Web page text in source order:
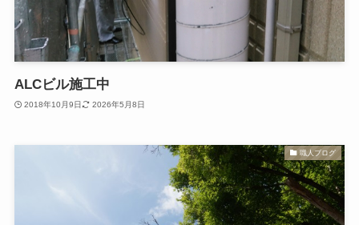
ALCビル施工中
2018年10月9日 2026年5月8日
職人ブログ